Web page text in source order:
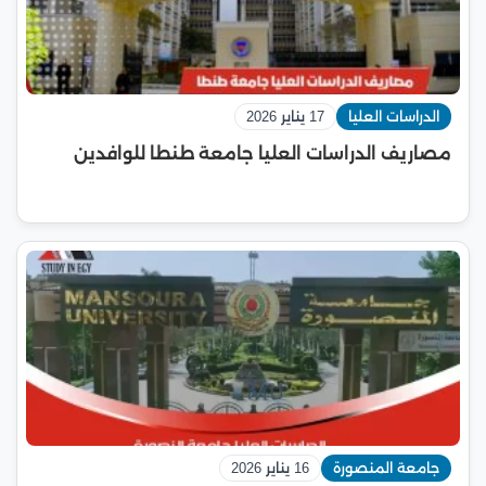
الدراسات العليا 17 يناير 2026
مصاريف الدراسات العليا جامعة طنطا للوافدين
جامعة المنصورة 16 يناير 2026